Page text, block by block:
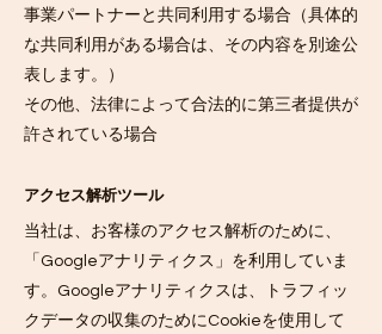
事業パートナーと共同利用する場合（具体的
な共同利用がある場合は、その内容を別途公
表します。）
その他、法律によって合法的に第三者提供が
許されている場合
アクセス解析ツール
当社は、お客様のアクセス解析のために、
「Googleアナリティクス」を利用していま
す。Googleアナリティクスは、トラフィッ
クデータの収集のためにCookieを使用して